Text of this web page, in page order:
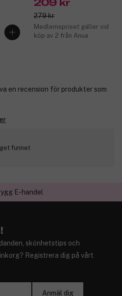
principer förtjänar helt enkelt
normalt hår och normal hud.
GMP- och HACCP- principer.
209 kr
279 kr
Medlemspriset gäller vid
köp av 2 från Anua
en recension för produkter som
funnet
E-handel
skönhetstips och
Registrera dig på vårt
Anmäl dig